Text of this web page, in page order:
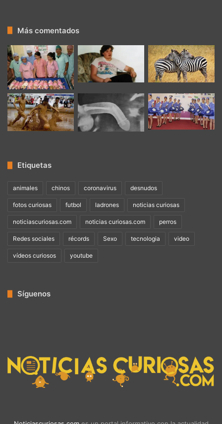
Más comentados
Etiquetas
animales chinos coronavirus desnudos
fotos curiosas futbol ladrones noticias curiosas
noticiascuriosas.com noticias curiosas.com perros
Redes sociales récords Sexo tecnologia video
vídeos curiosos youtube
Síguenos